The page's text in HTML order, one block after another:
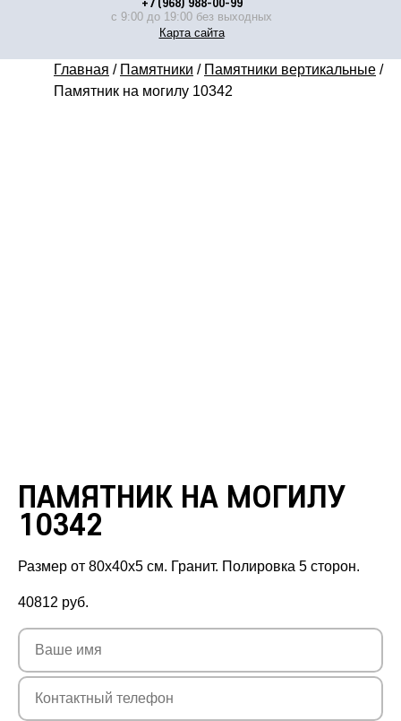
с 9:00 до 19:00 без выходных
Карта сайта
Главная / Памятники / Памятники вертикальные /
Памятник на могилу 10342
ПАМЯТНИК НА МОГИЛУ
10342
Размер от 80х40х5 см. Гранит. Полировка 5 сторон.
40812 руб.